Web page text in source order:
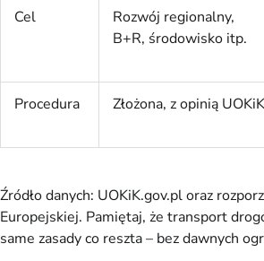
Cel
Rozwój regionalny,
B+R, środowisko itp.
Procedura Złożona, z opinią UOKiK
Źródło danych: UOKiK.gov.pl oraz
Europejskiej. Pamiętaj, że transport
same zasady co reszta – bez dawnych